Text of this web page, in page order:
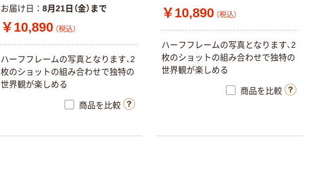
お届け日 8月21日（金）まで
￥10,890 （税込）
ハーフフレームの写真となります、2
枚のショットの組み合わせで独特の
世界観が楽しめる
商品を比較
￥10,890 （税込）
ハーフフレームの写真となります、2
枚のショットの組み合わせで独特の
世界観が楽しめる
商品を比較